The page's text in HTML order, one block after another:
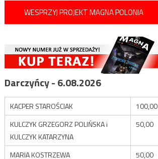
WESPRZYJ PROJEKT MAGNA POLONIA
Darczyńcy - 6.08.2026
KACPER STAROŚCIAK
100,00
KULCZYK GRZEGORZ POLIŃSKA i
KULCZYK KATARZYNA
50,00
MARIA KOSTRZEWA 50,00